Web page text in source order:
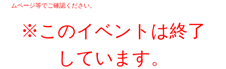
ムページ等でご確認ください。
※このイベントは終了
しています。